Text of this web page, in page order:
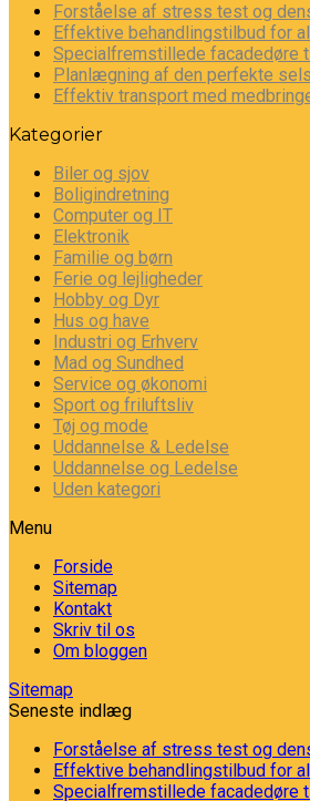
Forståelse af stress test og
Effektive behandlingstilbud for
Specialfremstillede facadedøre
Planlægning af den perfekte
Effektiv transport med
Kategorier
Biler og sjov
Boligindretning
Computer og IT
Elektronik
Familie og børn
Ferie og lejligheder
Hobby og Dyr
Hus og have
Industri og Erhverv
Mad og Sundhed
Service og økonomi
Sport og friluftsliv
Tøj og mode
Uddannelse & Ledelse
Uddannelse og Ledelse
Uden kategori
Menu
Forside
Sitemap
Kontakt
Skriv til os
Om bloggen
Sitemap
Seneste indlæg
Forståelse af stress test og
Effektive behandlingstilbud for
Specialfremstillede facadedøre